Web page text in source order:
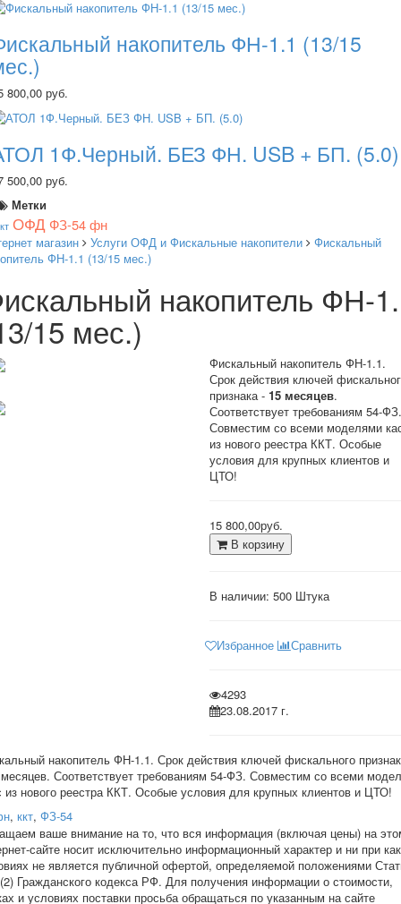
накопитель ФН-1.1 (13/15
800,00 руб.
1Ф.Черный. БЕЗ ФН. USB + БП. (5.0)
500,00 руб.
Метки
ОФД ФЗ-54фн
магазин Услуги ОФД и Фискальные накопители
Фискальный
ФН-1.1 (13/15 мес.)
накопитель ФН-
15 мес.)
Фискальный накопитель ФН-1.1.
Срок действия ключей
признака - 15 месяцев.
Соответствует требованиям 54-ФЗ.
Совместим со всеми моделями
из нового реестра ККТ. Особые
условия для крупных клиентов и
ЦТО!
15 800,00руб.
В корзину
В наличии: 500 Штука
Избранное Сравнить
4293
23.08.2017 г.
накопитель ФН-1.1. Срок действия ключей фискального
Соответствует требованиям 54-ФЗ. Совместим со всеми
из нового реестра ККТ. Особые условия для крупных клиентов и ЦТО!
, ккт, ФЗ-54
ваше внимание на то, что вся информация (включая цены) на
сайте носит исключительно информационный характер и ни при
не является публичной офертой, определяемой положениями
Гражданского кодекса РФ. Для получения информации о стоимости,
и условиях поставки просьба обращаться по указанным на сайте